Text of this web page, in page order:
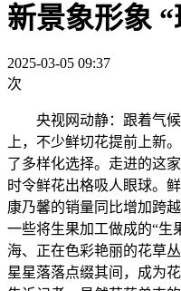
新景象形象 “
2025-03-05 09:37
次
央视网动静：跟着气候
上，不少鲜切花提前上新
了多样化选择。走进的这
时令鲜花出格吸人眼球。
康乃馨的销量同比增加跨
一些将生果加工做成的“生
海、正在色彩艳丽的花草
星星落落点缀其间，成为